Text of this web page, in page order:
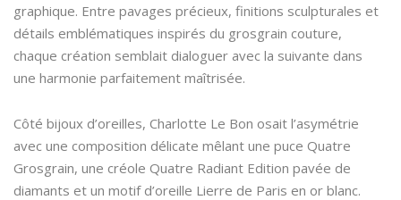
graphique. Entre pavages précieux, finitions sculpturales et
détails emblématiques inspirés du grosgrain couture,
chaque création semblait dialoguer avec la suivante dans
une harmonie parfaitement maîtrisée.
Côté bijoux d’oreilles, Charlotte Le Bon osait l’asymétrie
avec une composition délicate mêlant une puce Quatre
Grosgrain, une créole Quatre Radiant Edition pavée de
diamants et un motif d’oreille Lierre de Paris en or blanc.